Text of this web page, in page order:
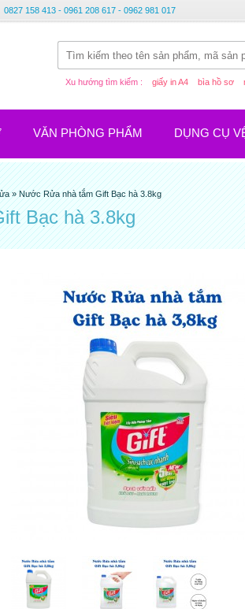
0827 158 413 - 0961 208 617 - 0962 981 017
Xu hướng tìm kiếm : giấy in A4 bìa hồ sơ
VĂN PHÒNG PHẨM DỤNG CỤ
»Nước Rửa nhà tắm Gift Bạc hà 3.8kg
Bạc hà 3.8kg